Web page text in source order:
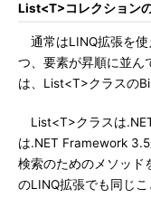
List<T>コレクション
通常はLINQ拡張を使
つ、要素が昇順に並ん
は、List<T>クラスの
List<T>クラスは
は.NET Framework
検索のためのメソッド
のLINQ拡張でも同じ